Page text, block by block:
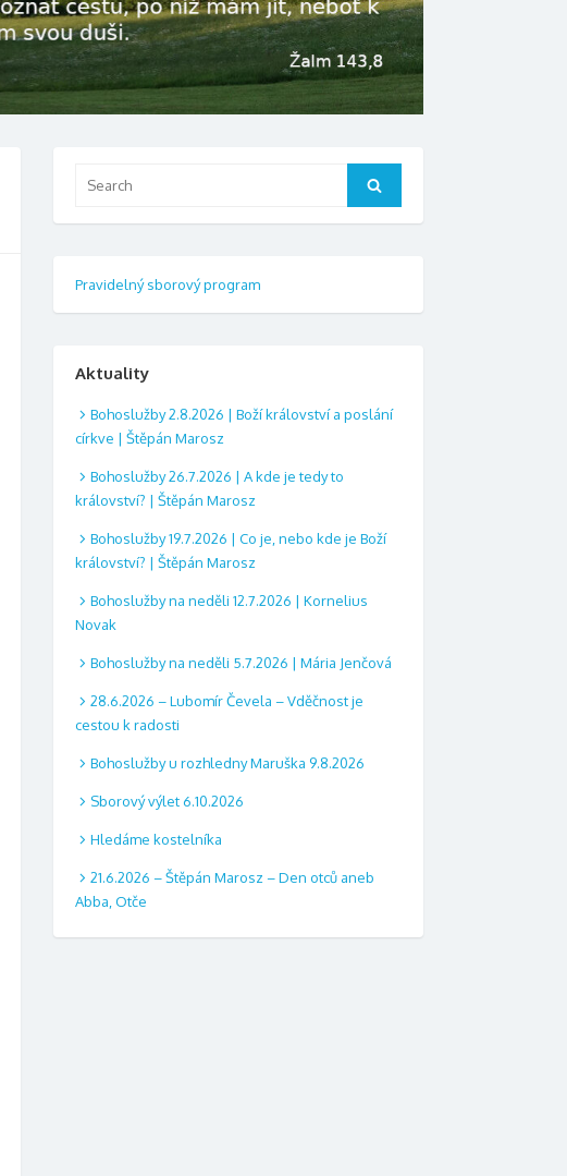
Search
Pravidelný sborový program
Aktuality
Bohoslužby 2.8.2026 | Boží království a poslání
církve | Štěpán Marosz
Bohoslužby 26.7.2026 | A kde je tedy to
království? | Štěpán Marosz
Bohoslužby 19.7.2026 | Co je, nebo kde je Boží
království? | Štěpán Marosz
Bohoslužby na neděli 12.7.2026 | Kornelius
Novak
Bohoslužby na neděli 5.7.2026 | Mária Jenčová
28.6.2026 – Lubomír Čevela – Vděčnost je
cestou k radosti
Bohoslužby u rozhledny Maruška 9.8.2026
Sborový výlet 6.10.2026
Hledáme kostelníka
21.6.2026 – Štěpán Marosz – Den otců aneb
Abba, Otče